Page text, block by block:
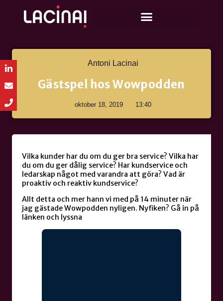
Antoni Lacinai
Gästspel hos Wowpodden
oktober 18, 2019 13:40
Vilka kunder har du om du ger bra service? Vilka har
du om du ger dålig service? Har kundservice och
ledarskap något med varandra att göra? Vad är
proaktiv och reaktiv kundservice?
Allt detta och mer hann vi med på 14 minuter när
jag gästade Wowpodden nyligen. Nyfiken? Gå in på
länken och lyssna